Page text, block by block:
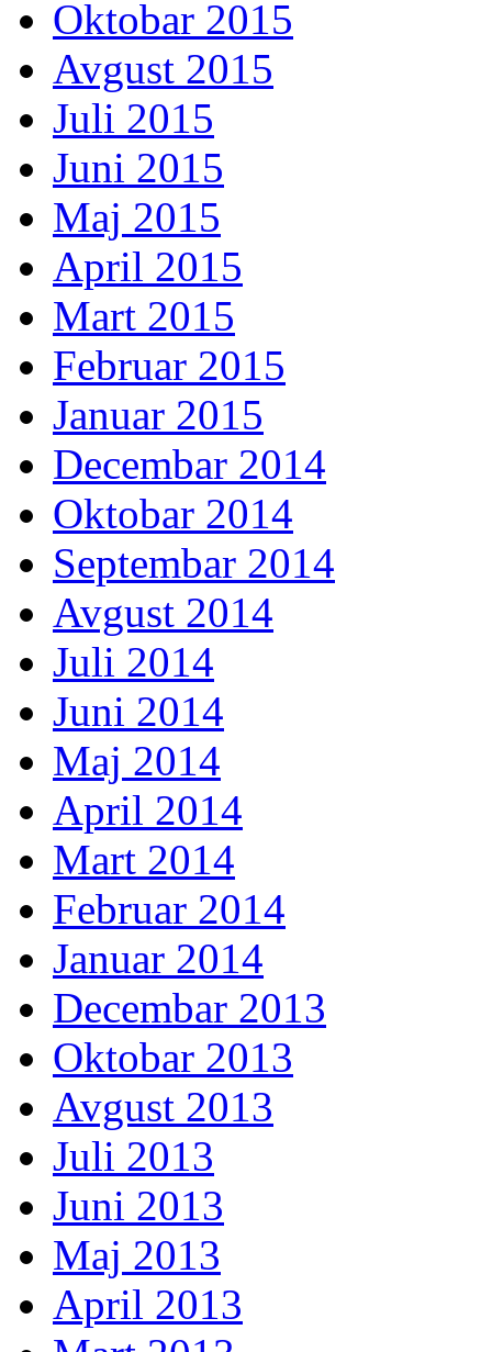
Oktobar 2015
Avgust 2015
Juli 2015
Juni 2015
Maj 2015
April 2015
Mart 2015
Februar 2015
Januar 2015
Decembar 2014
Oktobar 2014
Septembar 2014
Avgust 2014
Juli 2014
Juni 2014
Maj 2014
April 2014
Mart 2014
Februar 2014
Januar 2014
Decembar 2013
Oktobar 2013
Avgust 2013
Juli 2013
Juni 2013
Maj 2013
April 2013